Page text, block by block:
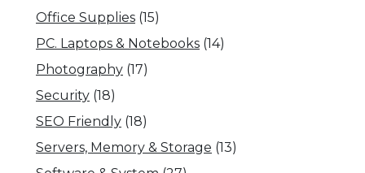
Office Supplies (15)
PC. Laptops & Notebooks (14)
Photography (17)
Security (18)
SEO Friendly (18)
Servers, Memory & Storage (13)